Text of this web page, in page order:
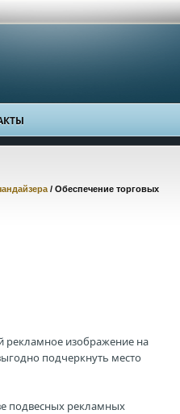
/ Обеспечение торговых
рекламное изображение на
подчеркнуть место
подвесных рекламных